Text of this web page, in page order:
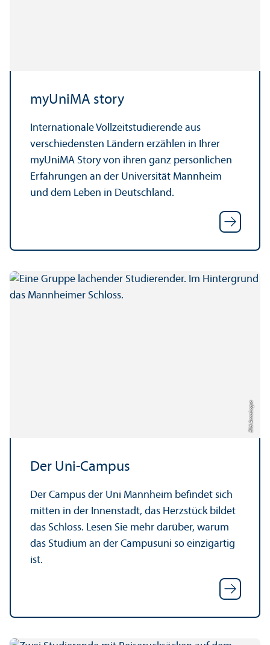
myUniMA story
Internationale Vollzeit­studierende aus
verschiedensten Ländern erzählen in Ihrer
myUniMA Story von ihren ganz persönlichen
Erfahrungen an der Universität Mannheim
und dem Leben in Deutschland.
Bild: Anna Logue
Der Uni-Campus
Der Campus der Uni Mannheim befindet sich
mitten in der Innenstadt, das Herzstück bildet
das Schloss. Lesen Sie mehr darüber, warum
das Studium an der Campusuni so einzigartig
ist.